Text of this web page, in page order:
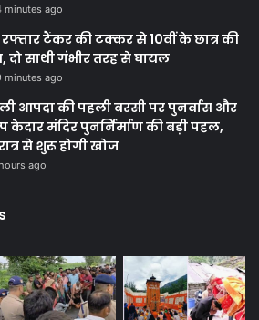
minutes ago
टैंकर की टक्कर से 10वीं के छात्र की
दो साथी गंभीर तरह से घायल
minutes ago
आपदा की पहली बरसी पर पुनर्वास और
केदार मंदिर पुनर्निर्माण की बड़ी पहल,
से शुरू होगी खोज
ago